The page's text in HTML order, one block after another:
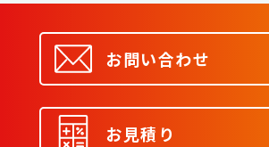
お問い合わせ
お見積り